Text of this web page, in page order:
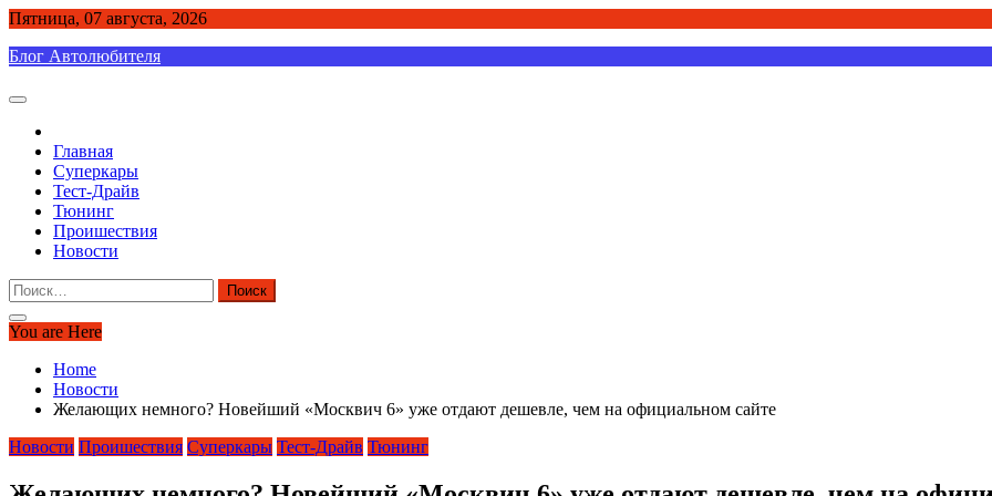
Skip
content
Пятница, 07 августа, 2026
Блог Автолюбителя
Главная
Суперкары
Тест-Драйв
Тюнинг
Проишествия
Новости
Найти:
You are Here
Home
Новости
Желающих немного? Новейший «Москвич 6» уже отдают дешевле, чем на официальном сайте
Новости Проишествия Суперкары Тест-Драйв Тюнинг